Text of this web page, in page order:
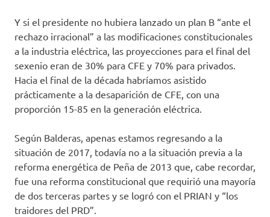
Y si el presidente no hubiera lanzado un plan B “ante el
rechazo irracional” a las modificaciones constitucionales
a la industria eléctrica, las proyecciones para el final del
sexenio eran de 30% para CFE y 70% para privados.
Hacia el final de la década habríamos asistido
prácticamente a la desaparición de CFE, con una
proporción 15-85 en la generación eléctrica.
Según Balderas, apenas estamos regresando a la
situación de 2017, todavía no a la situación previa a la
reforma energética de Peña de 2013 que, cabe recordar,
fue una reforma constitucional que requirió una mayoría
de dos terceras partes y se logró con el PRIAN y “los
traidores del PRD”.